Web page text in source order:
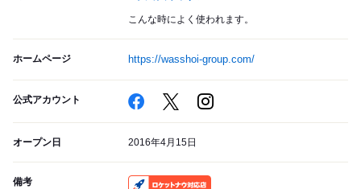
こんな時によく使われます。
ホームページ https://wasshoi-group.com/
公式アカウント
オープン日 2016年4月15日
備考